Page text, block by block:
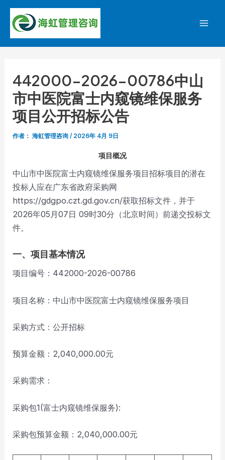
容
442000-2026-00786中山
市中医院富士内窥镜维保服务
项目公开招标公告
作者： 海虹管理咨询/ 2026年 4月 9日
项目概况
中山市中医院富士内窥镜维保服务项目招标项目的潜在
投标人应在广东省政府采购网
https://gdgpo.czt.gd.gov.cn/获取招标文件，并于
2026年05月07日 09时30分（北京时间）前递交投标文
件。
一、项目基本情况
项目编号：442000-2026-00786
项目名称：中山市中医院富士内窥镜维保服务项目
采购方式：公开招标
预算金额：2,040,000.00元
采购需求：
采购包1(富士内窥镜维保服务):
采购包预算金额：2,040,000.00元